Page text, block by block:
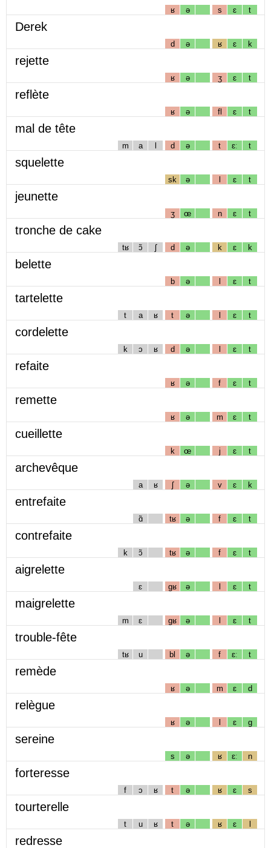
ʁ ə s ɛ t
Derek
d ə ʁ ɛ k
rejette
ʁ ə ʒ ɛ t
reflète
ʁ ə fl ɛ t
mal de tête
m a l d ə t ɛː t
squelette
sk ə l ɛ t
jeunette
ʒ œ n ɛ t
tronche de cake
tʁ ɔ̃ ʃ d ə k ɛ k
belette
b ə l ɛ t
tartelette
t a ʁ t ə l ɛ t
cordelette
k ɔ ʁ d ə l ɛ t
refaite
ʁ ə f ɛ t
remette
ʁ ə m ɛ t
cueillette
k œ j ɛ t
archevêque
a ʁ ʃ ə v ɛ k
entrefaite
ɑ̃ tʁ ə f ɛ t
contrefaite
k ɔ̃ tʁ ə f ɛ t
aigrelette
ɛ gʁ ə l ɛ t
maigrelette
m ɛ gʁ ə l ɛ t
trouble-fête
tʁ u bl ə f ɛː t
remède
ʁ ə m ɛ d
relègue
ʁ ə l ɛ g
sereine
s ə ʁ ɛː n
forteresse
f ɔ ʁ t ə ʁ ɛ s
tourterelle
t u ʁ t ə ʁ ɛ l
redresse